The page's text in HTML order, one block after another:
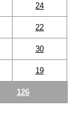
24
22
30
19
126